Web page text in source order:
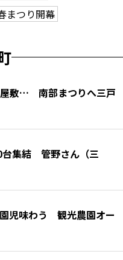
まつり開幕
屋敷… 南部まつりへ三戸
台集結 管野さん（三
児味わう 観光農園オー